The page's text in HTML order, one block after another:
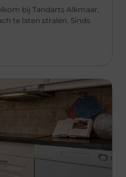
bij Tandarts Alkmaar,
te laten stralen. Sinds